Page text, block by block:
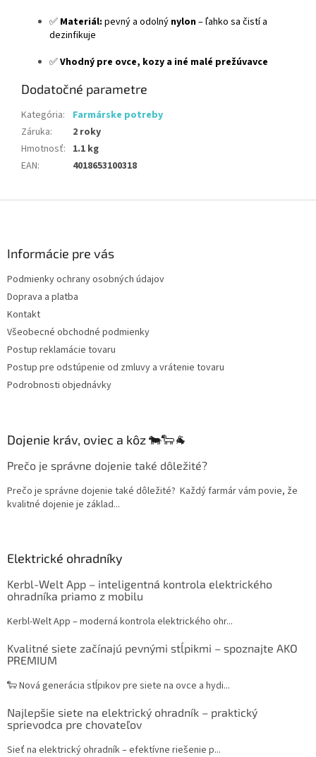
✅ Materiál: pevný a odolný nylon– ľahko sa čistí a
dezinfikuje
✅Vhodný pre ovce, kozy a iné malé prežúvavce
Dodatočné parametre
Kategória:
Farmárske potreby
Záruka:
2 roky
Hmotnosť: 1.1 kg
EAN: 4018653100318
Informácie pre vás
Podmienky ochrany osobných údajov
Doprava a platba
Kontakt
Všeobecné obchodné podmienky
Postup reklamácie tovaru
Postup pre odstúpenie od zmluvy a vrátenie tovaru
Podrobnosti objednávky
Dojenie kráv, oviec a kôz 🐄🐑🐐
Prečo je správne dojenie také dôležité?
Prečo je správne dojenie také dôležité? Každý farmár vám povie, že
kvalitné dojenie je základ...
Elektrické ohradníky
Kerbl-Welt App – inteligentná kontrola elektrického
ohradníka priamo z mobilu
Kerbl-Welt App – moderná kontrola elektrického ohr...
Kvalitné siete začínajú pevnými stĺpikmi – spoznajte AKO
PREMIUM
🐑 Nová generácia stĺpikov pre siete na ovce a hydi...
Najlepšie siete na elektrický ohradník – praktický
sprievodca pre chovateľov
Sieť na elektrický ohradník – efektívne riešenie p...